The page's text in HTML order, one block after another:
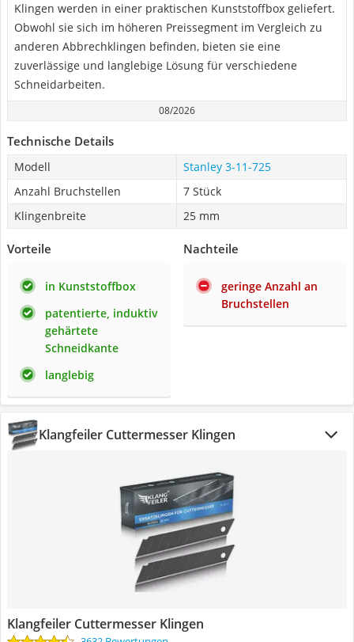
Klingen werden in einer praktischen Kunststoffbox geliefert.
Obwohl sie sich im höheren Preissegment im Vergleich zu
anderen Abbrechklingen befinden, bieten sie eine
zuverlässige und langlebige Lösung für verschiedene
Schneidarbeiten.
08/2026
Technische Details
Modell
Stanley 3-11-725
Anzahl Bruchstellen
7 Stück
Klingenbreite
25 mm
Vorteile
in Kunststoffbox
patentierte, induktiv
gehärtete
Schneidkante
langlebig
Nachteile
geringe Anzahl an
Bruchstellen
Klangfeiler Cuttermesser Klingen
Klangfeiler Cuttermesser Klingen